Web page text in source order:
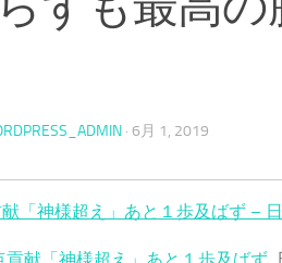
· 6月 1, 2019
「神様超え」あと１歩及ばず –